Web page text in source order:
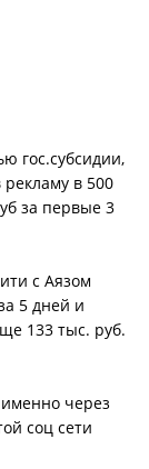
гос.субсидии,
в 500
за первые 3
с Аязом
5 дней и
133 тыс. руб.
через
соц сети